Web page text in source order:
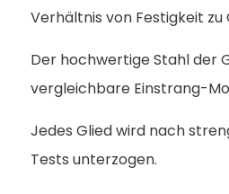
Verhältnis von Festigkeit zu
Der hochwertige Stahl der
vergleichbare Einstrang-
Jedes Glied wird nach
Tests unterzogen.